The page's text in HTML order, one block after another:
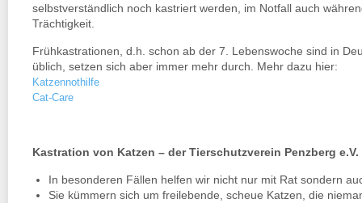
selbstverständlich noch kastriert werden, im Notfall auch
Trächtigkeit.
Frühkastrationen, d.h. schon ab der 7. Lebenswoche sind in
üblich, setzen sich aber immer mehr durch. Mehr dazu hier:
Katzennothilfe
Cat-Care
Kastration von Katzen – der Tierschutzverein Penzberg
In besonderen Fällen helfen wir nicht nur mit Rat sondern
Sie kümmern sich um freilebende, scheue Katzen, die